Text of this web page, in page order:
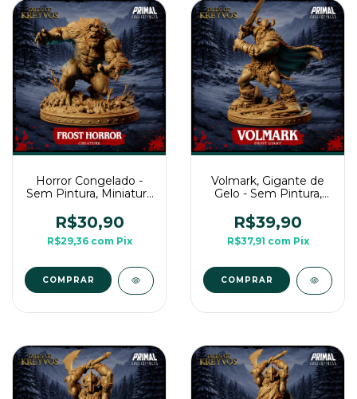
Horror Congelado -
Sem Pintura, Miniatura
R$30,90
R$29,36 com Pix
COMPRAR
Volmark, Gigante de
Gelo - Sem Pintura,
Para Rpg
R$39,90
R$37,91 com Pix
COMPRAR